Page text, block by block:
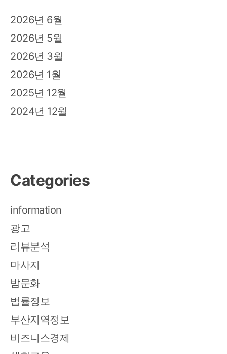
2026년 6월
2026년 5월
2026년 3월
2026년 1월
2025년 12월
2024년 12월
Categories
information
광고
리뷰분석
마사지
밤문화
법률정보
부산지역정보
비즈니스경제